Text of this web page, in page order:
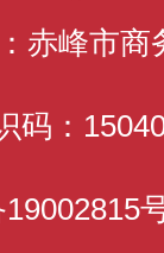
赤峰市商
码：